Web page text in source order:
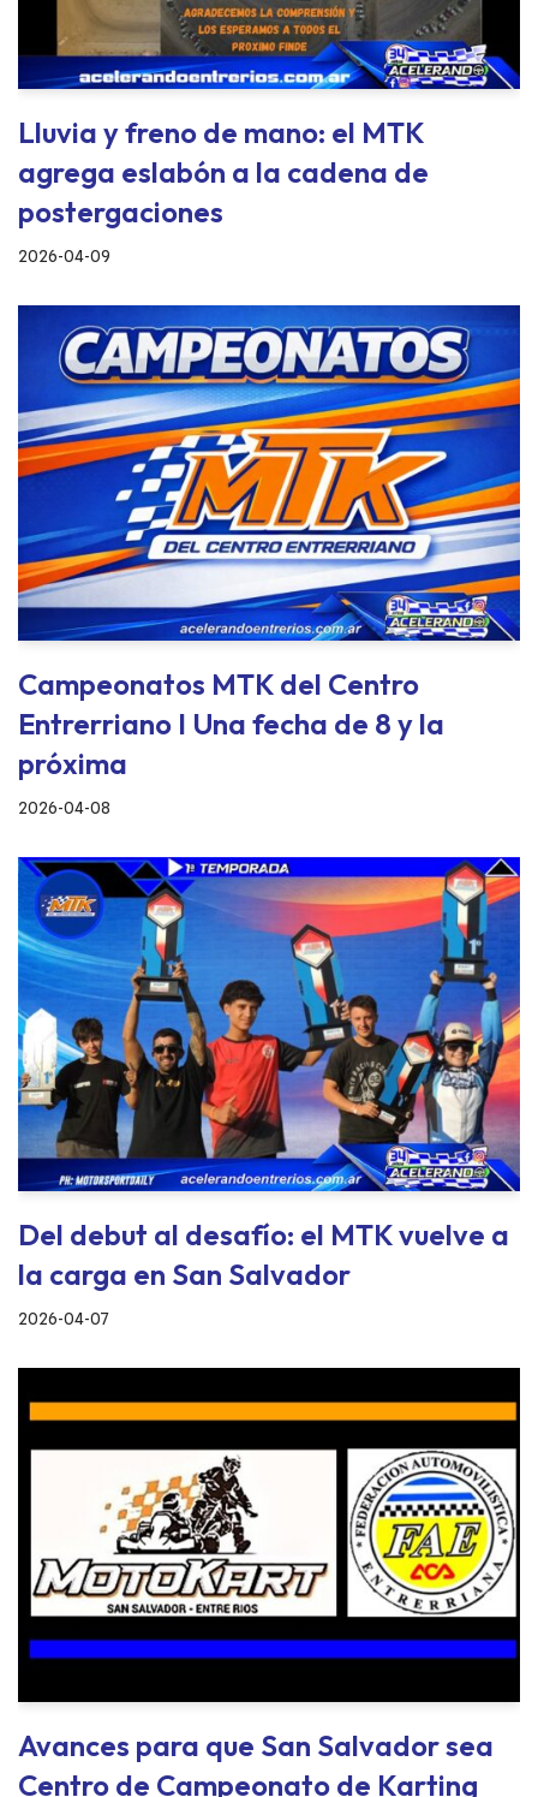
Lluvia y freno de mano: el MTK
agrega eslabón a la cadena de
postergaciones
2026-04-09
Campeonatos MTK del Centro
Entrerriano I Una fecha de 8 y la
próxima
2026-04-08
Del debut al desafío: el MTK vuelve a
la carga en San Salvador
2026-04-07
Avances para que San Salvador sea
Centro de Campeonato de Karting